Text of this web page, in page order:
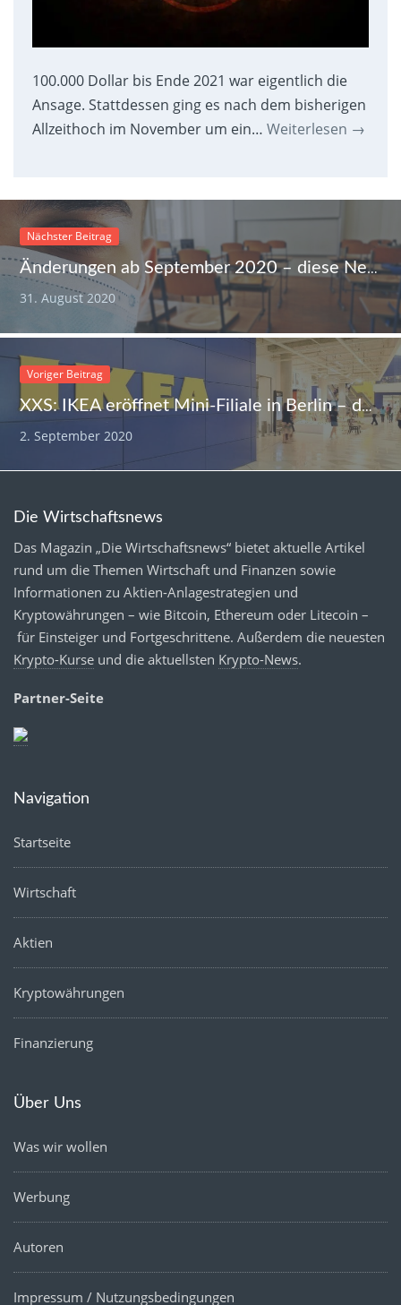
100.000 Dollar bis Ende 2021 war eigentlich die
Ansage. Stattdessen ging es nach dem bisherigen
Allzeithoch im November um ein… Weiterlesen →
Nächster Beitrag
Änderungen ab September 2020 – diese Neuerungen gibt es
31. August 2020
Voriger Beitrag
XXS: IKEA eröffnet Mini-Filiale in Berlin – das steckt dahinter
2. September 2020
Die Wirtschaftsnews
Das Magazin „Die Wirtschaftsnews“ bietet aktuelle Artikel
rund um die Themen Wirtschaft und Finanzen sowie
Informationen zu Aktien-Anlagestrategien und
Kryptowährungen – wie Bitcoin, Ethereum oder Litecoin –
für Einsteiger und Fortgeschrittene. Außerdem die neuesten
Krypto-Kurse und die aktuellsten Krypto-News.
Partner-Seite
Navigation
Startseite
Wirtschaft
Aktien
Kryptowährungen
Finanzierung
Über Uns
Was wir wollen
Werbung
Autoren
Impressum / Nutzungsbedingungen